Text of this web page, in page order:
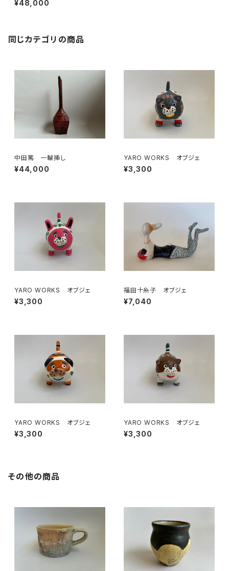
¥48,000
同じカテゴリの商品
中田篤 一輪挿し
¥44,000
YARO WORKS オブジェ
¥3,300
YARO WORKS オブジェ
¥3,300
福田十糸子 オブジェ
¥7,040
YARO WORKS オブジェ
¥3,300
YARO WORKS オブジェ
¥3,300
その他の商品